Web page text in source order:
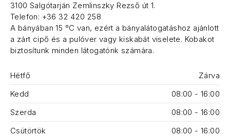
3100 Salgótarján Zemlinszky Rezső út 1.
Telefon: +36 32 420 258
A bányában 15 °C van, ezért a bányalátogatáshoz ajánlott
a zárt cipő és a pulóver vagy kiskabát viselete. Kobakot
biztosítunk minden látogatónk számára.
Hétfő
Zárva
Kedd
08:00 - 16:00
Szerda
08:00 - 16:00
Csütörtök
08:00 - 16:00